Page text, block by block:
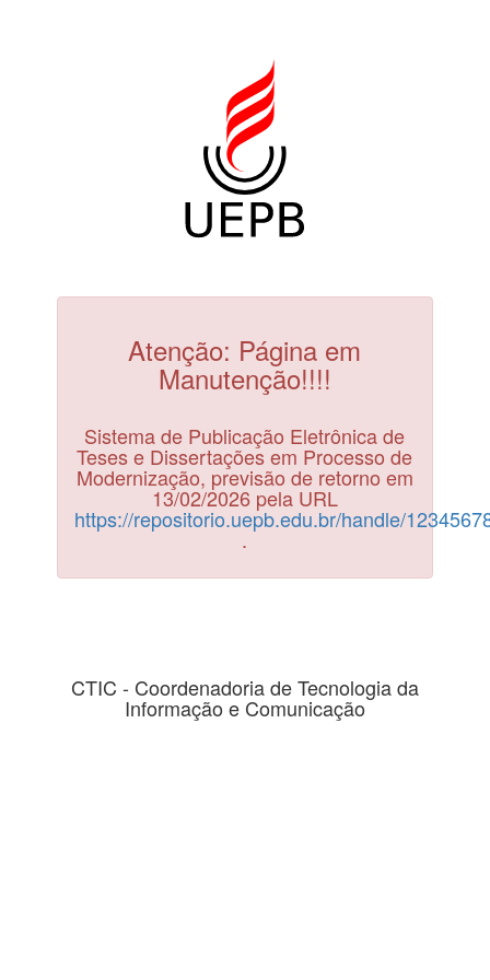
Atenção: Página em
Manutenção!!!!
Sistema de Publicação Eletrônica de
Teses e Dissertações em Processo de
Modernização, previsão de retorno em
13/02/2026 pela URL
https://repositorio.uepb.edu.br/handle/
.
CTIC - Coordenadoria de Tecnologia da
Informação e Comunicação